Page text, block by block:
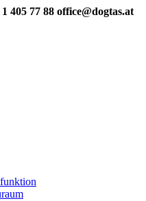
405 77 88 office@dogtas.at